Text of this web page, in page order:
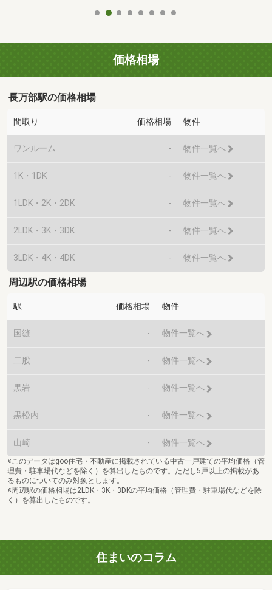
価格相場
長万部駅の価格相場
間取り 価格相場 物件
ワンルーム - 物件一覧へ
1K・1DK - 物件一覧へ
1LDK・2K・2DK - 物件一覧へ
2LDK・3K・3DK - 物件一覧へ
3LDK・4K・4DK - 物件一覧へ
周辺駅の価格相場
駅 価格相場 物件
国縫 - 物件一覧へ
二股 - 物件一覧へ
黒岩 - 物件一覧へ
黒松内 - 物件一覧へ
山崎 - 物件一覧へ
※このデータはgoo住宅・不動産に掲載されている中古一戸建ての平均価格（管
理費・駐車場代などを除く）を算出したものです。ただし5戸以上の掲載があ
るものについてのみ対象とします。
※周辺駅の価格相場は2LDK・3K・3DKの平均価格（管理費・駐車場代などを除
く）を算出したものです。
住まいのコラム